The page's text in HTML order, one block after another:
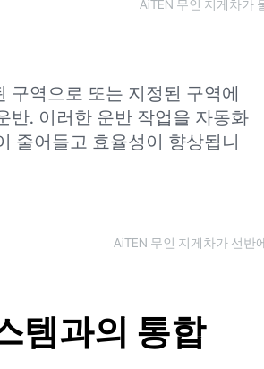
AiTEN 무인 지게차가
구역으로 또는 지정된 구역에
반. 이러한 운반 작업을 자동화
줄어들고 효율성이 향상됩니
AiTEN 무인 지게차가 선반
템과의 통합